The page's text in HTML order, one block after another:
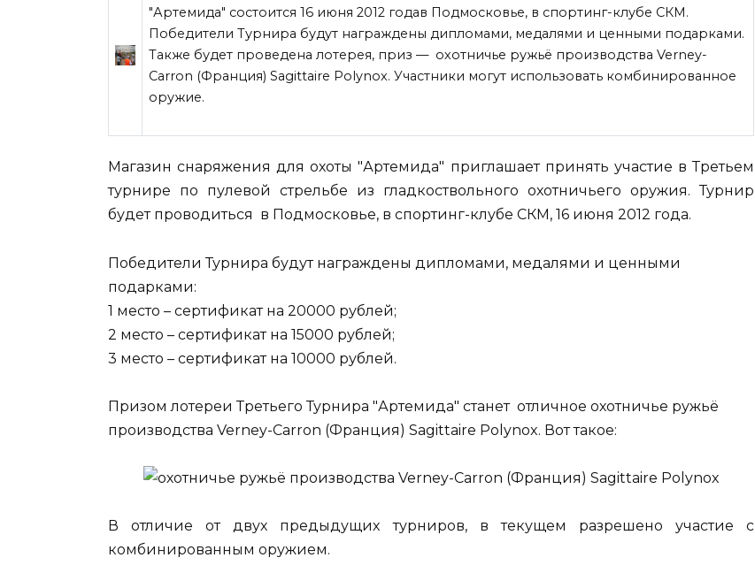
"Артемида" состоится 16 июня 2012 годав Подмосковье, в спортинг-клубе СКМ.
Победители Турнира будут награждены дипломами, медалями и ценными подарками.
Также будет проведена лотерея, приз — охотничье ружьё производства Verney-
Carron (Франция) Sagittaire Polynox. Участники могут использовать комбинированное
оружие.
Магазин снаряжения для охоты "Артемида" приглашаетпринять участие в Третьем
турнире по пулевой стрельбе из гладкоствольного охотничьего оружия. Турнир
будет проводиться в Подмосковье, в спортинг-клубе СКМ, 16 июня 2012 года.
Победители Турнира будут награждены дипломами, медалями и ценными
подарками:
1 место – сертификат на 20000 рублей;
2 место – сертификат на 15000 рублей;
3 место – сертификат на 10000 рублей.
Призом лотереи Третьего Турнира "Артемида" станет отличное охотничье ружьё
производства Verney-Carron (Франция) Sagittaire Polynox. Вот такое:
В отличие от двух предыдущих турниров, в текущем разрешено участие с
комбинированным оружием.